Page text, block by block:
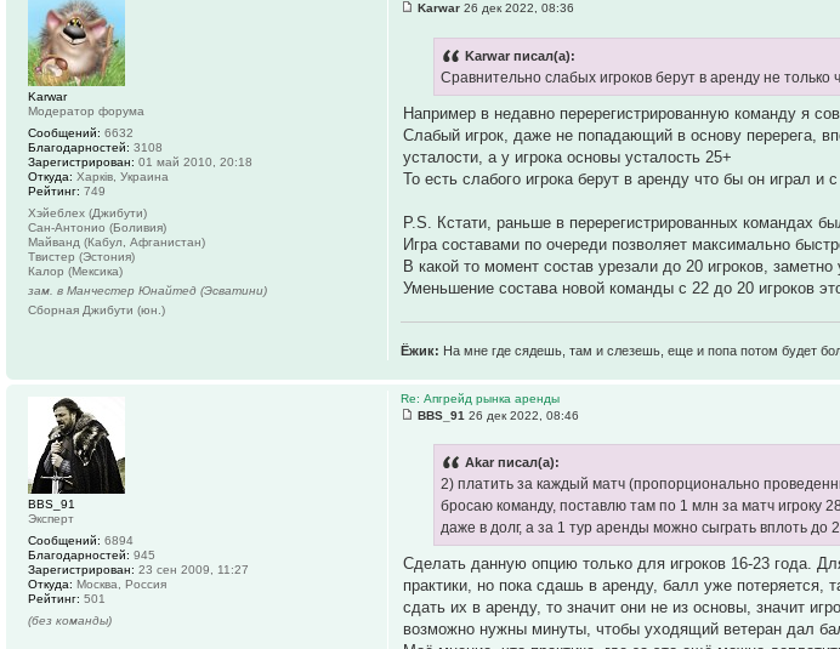
Karwar 26 дек 2022, 08:36
Karwar писал(а):
Сравнительно слабых игроков берут в аренду не только
Например в недавно перерегистрированную команду я
Слабый игрок, даже не попадающий в основу перерега,
усталости, а у игрока основы усталость 25+
То есть слабого игрока берут в аренду что бы он играл
P.S. Кстати, раньше в перерегистрированных командах
Игра составами по очереди позволяет максимально
В какой то момент состав урезали до 20 игроков,
Уменьшение состава новой команды с 22 до 20 игроков
Ёжик: На мне где сядешь, там и слезешь, еще и попа потом будет
Karwar
Модератор форума
Сообщений: 6632
Благодарностей: 3108
Зарегистрирован: 01 май 2010, 20:18
Откуда: Харків, Украина
Рейтинг: 749
Хэйеблех (Джибути)
Сан-Антонио (Боливия)
Майванд (Кабул, Афганистан)
Твистер (Эстония)
Калор (Мексика)
зам. в Манчестер Юнайтед (Эсватини)
Сборная Джибути (юн.)
Re: Апгрейд рынка аренды
BBS_91 26 дек 2022, 08:46
Akar писал(а):
2) платить за каждый матч (пропорционально
бросаю команду, поставлю там по 1 млн за матч игроку
даже в долг, а за 1 тур аренды можно сыграть вплоть
Сделать данную опцию только для игроков 16-23 года.
практики, но пока сдашь в аренду, балл уже потеряется,
сдать их в аренду, то значит они не из основы, значит
возможно нужны минуты, чтобы уходящий ветеран дал
BBS_91
Эксперт
Сообщений: 6894
Благодарностей: 945
Зарегистрирован: 23 сен 2009, 11:27
Откуда: Москва, Россия
Рейтинг: 501
(без команды)